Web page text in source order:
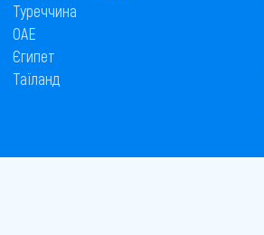
Туреччина
ОАЕ
Єгипет
Таїланд